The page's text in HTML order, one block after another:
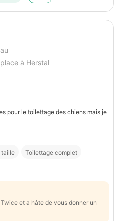
à Herstal
pour le toilettage des chiens mais je
taille Toilettage complet
et a hâte de vous donner un